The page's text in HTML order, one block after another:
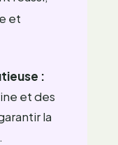
et
:
et des
la